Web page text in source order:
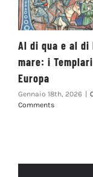
Al di qua e al di
mare: i
Europa
Gennaio 18th, 2026 |
Comments